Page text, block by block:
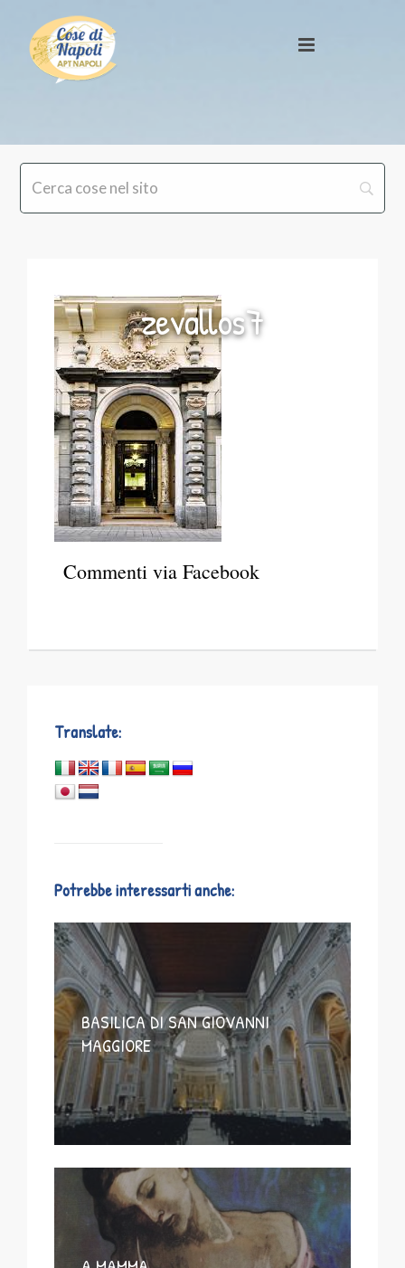
zevallos7
Commenti via Facebook
Translate:
Potrebbe interessarti anche:
BASILICA DI SAN GIOVANNI
MAGGIORE